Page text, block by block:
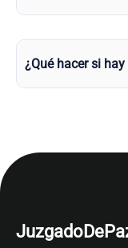
¿Qué hacer si